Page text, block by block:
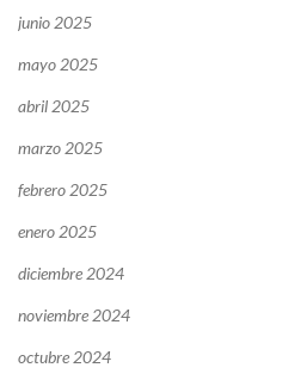
junio 2025
mayo 2025
abril 2025
marzo 2025
febrero 2025
enero 2025
diciembre 2024
noviembre 2024
octubre 2024